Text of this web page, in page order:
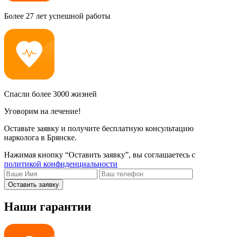
Более 27 лет успешной работы
Спасли более 3000 жизней
Уговорим на лечение!
Оставьте заявку и получите бесплатную консультацию
нарколога в Брянске.
Нажимая кнопку “Оставить заявку”, вы соглашаетесь с
политикой конфиденциальности
Оставить заявку
Наши гарантии